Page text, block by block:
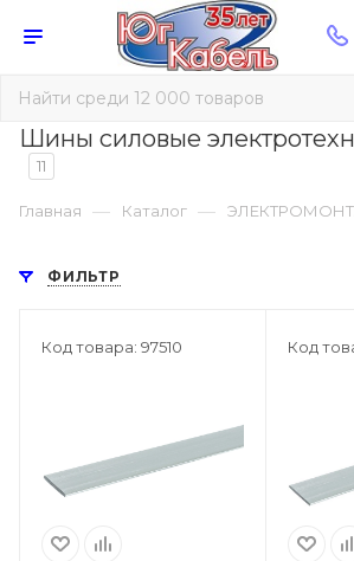
Шины силовые
11
Главная — Каталог —
ФИЛЬТР
Код товара: 97510 Код